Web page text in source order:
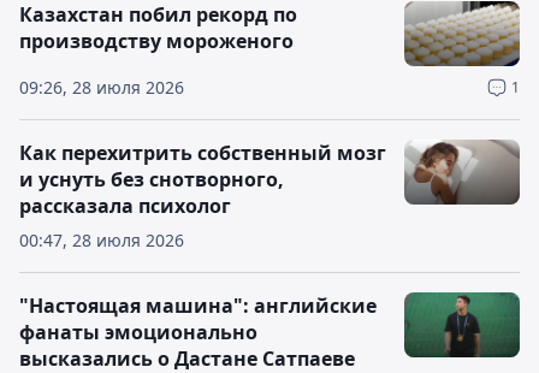
09:26, 28 июля 2026 1
Казахстан побил рекорд по
производству мороженого
00:47, 28 июля 2026
Как перехитрить собственный мозг
и уснуть без снотворного,
рассказала психолог
"Настоящая машина": английские
фанаты эмоционально
высказались о Дастане Сатпаеве